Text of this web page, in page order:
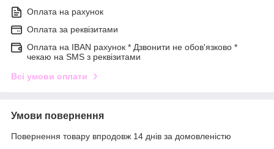
Оплата на рахунок
Оплата за реквізитами
Оплата на IBAN рахунок * Дзвонити не обов'язково *
чекаю на SMS з реквізитами
Всі умови оплати
Умови повернення
Повернення товару впродовж 14 днів за домовленістю